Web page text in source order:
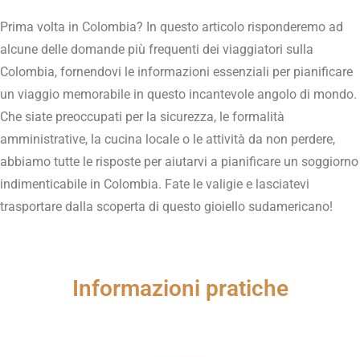
Prima volta in Colombia? In questo articolo risponderemo ad
alcune delle domande più frequenti dei viaggiatori sulla
Colombia, fornendovi le informazioni essenziali per pianificare
un viaggio memorabile in questo incantevole angolo di mondo.
Che siate preoccupati per la sicurezza, le formalità
amministrative, la cucina locale o le attività da non perdere,
abbiamo tutte le risposte per aiutarvi a pianificare un soggiorno
indimenticabile in Colombia. Fate le valigie e lasciatevi
trasportare dalla scoperta di questo gioiello sudamericano!
Informazioni pratiche